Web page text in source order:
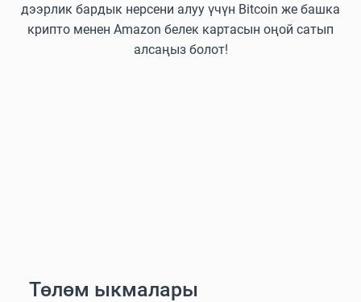
дээрлик бардык нерсени алуу үчүн Bitcoin же башка
крипто менен Amazon белек картасын оңой сатып
алсаңыз болот!
Төлөм ыкмалары